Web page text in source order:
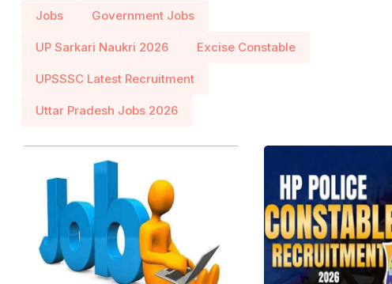
Jobs Government Jobs
UP Sarkari Naukri 2026 Excise Constable
UPSSSC Latest Recruitment
Uttar Pradesh Jobs 2026